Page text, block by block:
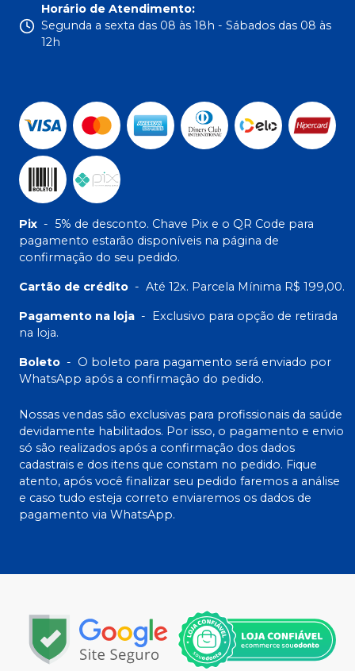
Horário de Atendimento:
Segunda a sexta das 08 às 18h - Sábados das 08 às
12h
Pix - 5% de desconto. Chave Pix e o QR Code para
pagamento estarão disponíveis na página de
confirmação do seu pedido.
Cartão de crédito - Até 12x. Parcela Mínima R$ 199,00.
Pagamento na loja - Exclusivo para opção de retirada
na loja.
Boleto - O boleto para pagamento será enviado por
WhatsApp após a confirmação do pedido.
Nossas vendas são exclusivas para profissionais da saúde
devidamente habilitados. Por isso, o pagamento e envio
só são realizados após a confirmação dos dados
cadastrais e dos itens que constam no pedido. Fique
atento, após você finalizar seu pedido faremos a análise
e caso tudo esteja correto enviaremos os dados de
pagamento via WhatsApp.